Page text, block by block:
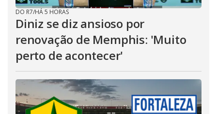
DO R7/HÁ 5 HORAS
Diniz se diz ansioso por
renovação de Memphis: 'Muito
perto de acontecer'